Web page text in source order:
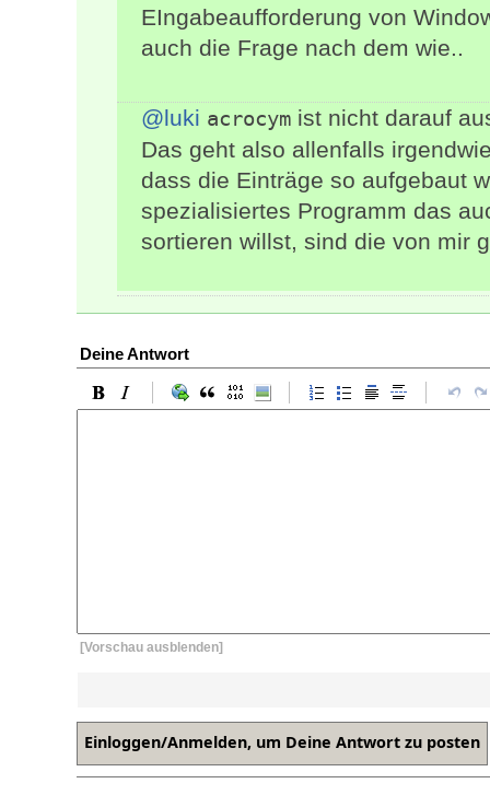
EIngabeaufforderung von
auch die Frage nach dem wie..
@luki acrocym ist nicht darauf
Das geht also allenfalls
dass die Einträge so aufgebaut
spezialisiertes Programm das
sortieren willst, sind die von mir
Deine Antwort
[Vorschau ausblenden]